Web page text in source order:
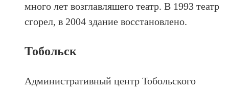
много лет возглавляшего театр. В 1993 театр
сгорел, в 2004 здание восстановлено.
Тобольск
Административный центр Тобольского